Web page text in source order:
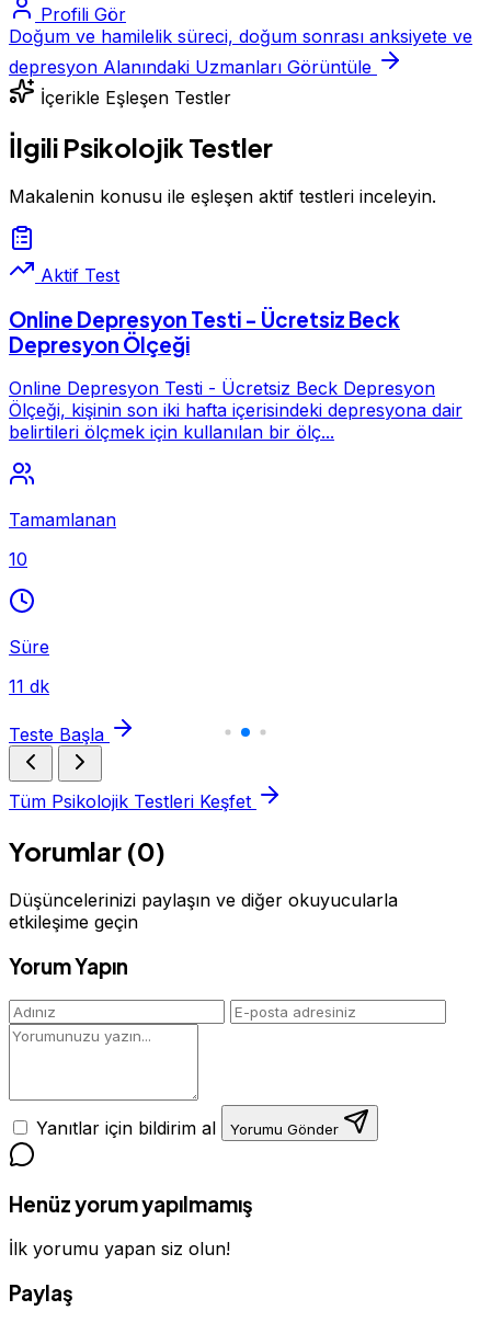
Profili Gör
Doğum ve hamilelik süreci, doğum sonrası anksiyete ve
depresyon Alanındaki Uzmanları Görüntüle
İçerikle Eşleşen Testler
İlgili Psikolojik Testler
Makalenin konusu ile eşleşen aktif testleri inceleyin.
Aktif Test
Online Depresyon Testi - Ücretsiz Beck
Depresyon Ölçeği
Online Depresyon Testi - Ücretsiz Beck Depresyon
Ölçeği, kişinin son iki hafta içerisindeki depresyona dair
belirtileri ölçmek için kullanılan bir ölç...
Tamamlanan
10
Süre
11 dk
Teste Başla
Tüm Psikolojik Testleri Keşfet
Yorumlar (0)
Düşüncelerinizi paylaşın ve diğer okuyucularla
etkileşime geçin
Yorum Yapın
Yanıtlar için bildirim al Yorumu Gönder
Henüz yorum yapılmamış
İlk yorumu yapan siz olun!
Paylaş